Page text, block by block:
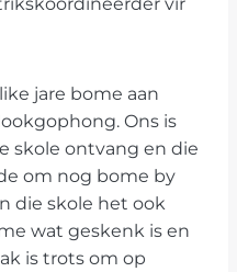
jare bome aan
Ons is
skole ontvang en die
om nog bome by
die skole het ook
wat geskenk is en
is trots om op